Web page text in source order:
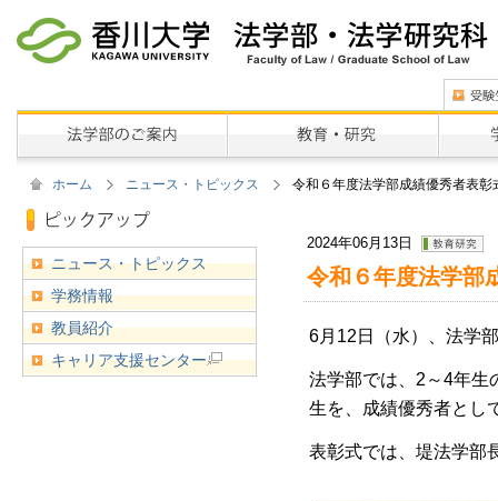
ホーム ニュース・トピックス 令和６年度法学部成績優秀者表
2024年06月13日
令和６年度法学部
6月12日（水）、法学
法学部では、2～4年生
生を、成績優秀者とし
表彰式では、堤法学部
ニュース・トピックス
学務情報
教員紹介
キャリア支援センター